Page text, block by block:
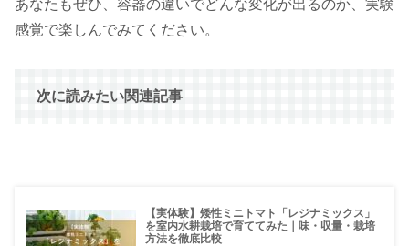
あなたもぜひ、容器の違いでどんな変化が出るのか、実験
感覚で楽しんでみてください。
次に読みたい関連記事
【実体験】矮性ミニトマト「レジナミックス」
を室内水耕栽培で育ててみた｜味・収量・栽培
方法を徹底比較